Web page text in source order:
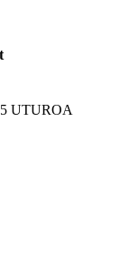
UTUROA